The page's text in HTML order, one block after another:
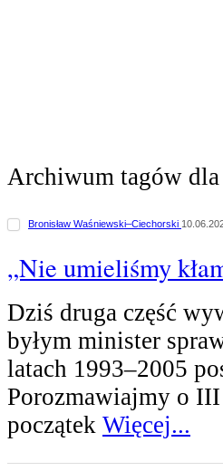
Archiwum tagów dla
Bronisław Waśniewski–Ciechorski
„Nie umieliśmy
Dziś druga część
byłym minister
latach 1993–2005
Porozmawiajmy o III
początek Więcej...